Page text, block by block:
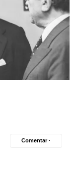
Comentar ·